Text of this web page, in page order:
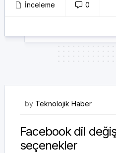
İnceleme 0
by Teknolojik Haber
Facebook dil
seçenekler